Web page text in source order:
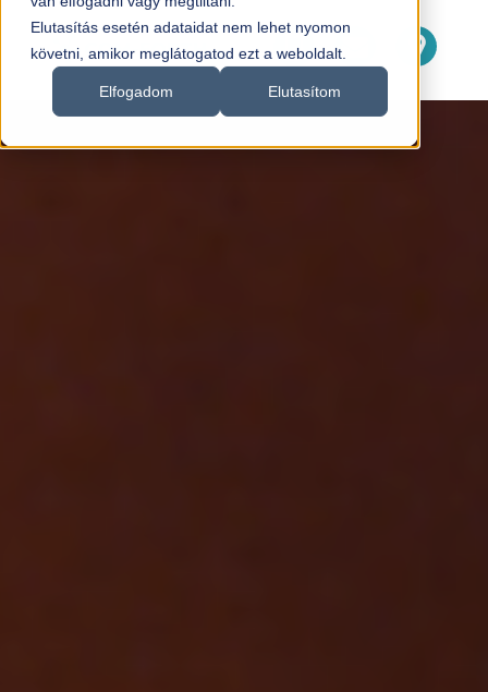
Elutasítás esetén adataidat nem lehet nyomon
követni, amikor meglátogatod ezt a weboldalt.
Elfogadom Elutasítom